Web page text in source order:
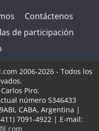
Contáctenos
de participación
2006-2026 - Todos los
Piro.
número 5346433
, CABA, Argentina |
7091-4922| E-mail: